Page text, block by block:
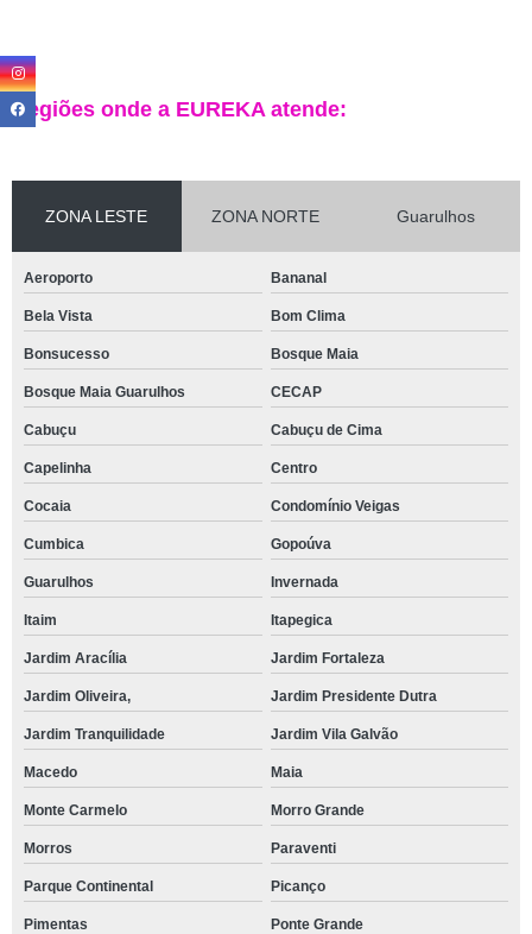
Regiões onde a EUREKA atende:
ZONA LESTE ZONA NORTE Guarulhos
Aeroporto Bananal
Bela Vista Bom Clima
Bonsucesso Bosque Maia
Bosque Maia Guarulhos CECAP
Cabuçu Cabuçu de Cima
Capelinha Centro
Cocaia Condomínio Veigas
Cumbica Gopoúva
Guarulhos Invernada
Itaim Itapegica
Jardim Aracília Jardim Fortaleza
Jardim Oliveira, Jardim Presidente Dutra
Jardim Tranquilidade Jardim Vila Galvão
Macedo Maia
Monte Carmelo Morro Grande
Morros Paraventi
Parque Continental Picanço
Pimentas Ponte Grande